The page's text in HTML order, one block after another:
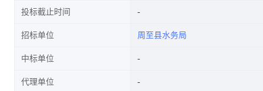
投标截止时间
招标单位 周至县水务局
中标单位
代理单位